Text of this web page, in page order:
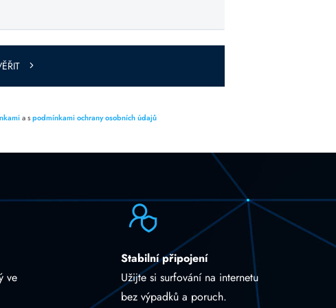
a spodmínkami ochrany osobních údajů
ve
Stabilní připojení
Užijte si surfování na internetu
bez výpadků a poruch.